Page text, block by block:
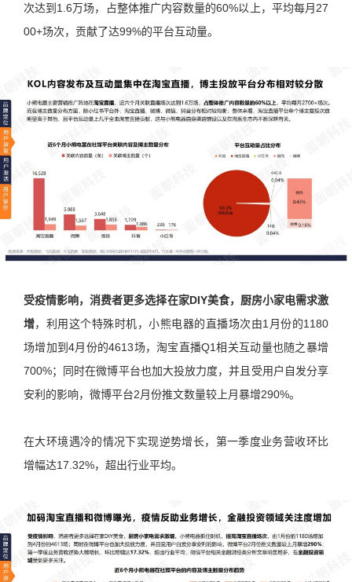
次达到1.6万场，占整体推广内容数量的60%以上，平均每月27
00+场次，贡献了达99%的平台互动量。
受疫情影响，消费者更多选择在家DIY美食，厨房小家电需求激
增，利用这个特殊时机，小熊电器的直播场次由1月份的1180
场增加到4月份的4613场，淘宝直播Q1相关互动量也随之暴增
700%；同时在微博平台也加大投放力度，并且受用户自发分享
安利的影响，微博平台2月份推文数量较上月暴增290%。
在大环境遇冷的情况下实现逆势增长，第一季度业务营收环比
增幅达17.32%，超出行业平均。